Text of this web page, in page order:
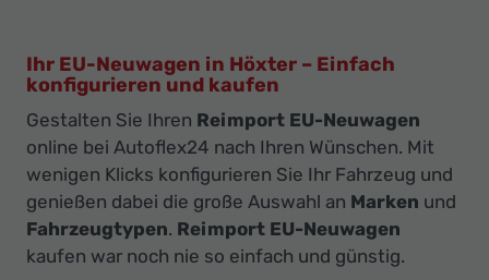
Ihr EU-Neuwagen in Höxter – Einfach
konfigurieren und kaufen
Gestalten Sie Ihren Reimport EU-Neuwagen
online bei Autoflex24 nach Ihren Wünschen. Mit
wenigen Klicks konfigurieren Sie Ihr Fahrzeug und
genießen dabei die große Auswahl an Marken und
Fahrzeugtypen. Reimport EU-Neuwagen
kaufen war noch nie so einfach und günstig.